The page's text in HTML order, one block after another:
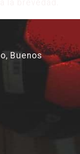
Buenos